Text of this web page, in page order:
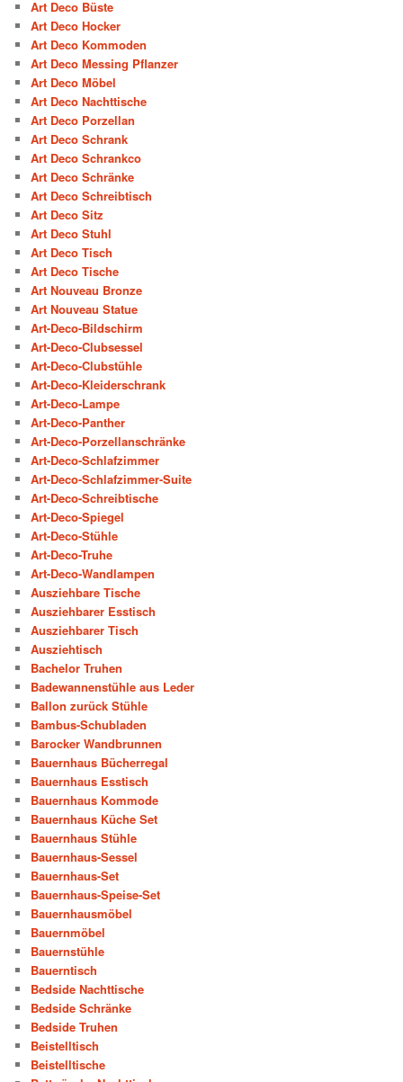
Art Deco Büste
Art Deco Hocker
Art Deco Kommoden
Art Deco Messing Pflanzer
Art Deco Möbel
Art Deco Nachttische
Art Deco Porzellan
Art Deco Schrank
Art Deco Schrankco
Art Deco Schränke
Art Deco Schreibtisch
Art Deco Sitz
Art Deco Stuhl
Art Deco Tisch
Art Deco Tische
Art Nouveau Bronze
Art Nouveau Statue
Art-Deco-Bildschirm
Art-Deco-Clubsessel
Art-Deco-Clubstühle
Art-Deco-Kleiderschrank
Art-Deco-Lampe
Art-Deco-Panther
Art-Deco-Porzellanschränke
Art-Deco-Schlafzimmer
Art-Deco-Schlafzimmer-Suite
Art-Deco-Schreibtische
Art-Deco-Spiegel
Art-Deco-Stühle
Art-Deco-Truhe
Art-Deco-Wandlampen
Ausziehbare Tische
Ausziehbarer Esstisch
Ausziehbarer Tisch
Ausziehtisch
Bachelor Truhen
Badewannenstühle aus Leder
Ballon zurück Stühle
Bambus-Schubladen
Barocker Wandbrunnen
Bauernhaus Bücherregal
Bauernhaus Esstisch
Bauernhaus Kommode
Bauernhaus Küche Set
Bauernhaus Stühle
Bauernhaus-Sessel
Bauernhaus-Set
Bauernhaus-Speise-Set
Bauernhausmöbel
Bauernmöbel
Bauernstühle
Bauerntisch
Bedside Nachttische
Bedside Schränke
Bedside Truhen
Beistelltisch
Beistelltische